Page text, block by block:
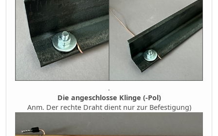
.
Die angeschlosse Klinge (-Pol)
Anm. Der rechte Draht dient nur zur Befestigung)